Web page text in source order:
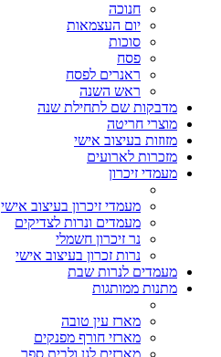
חנוכה
יום העצמאות
סוכות
פסח
ראנרים לפסח
ראש השנה
מדבקות שם לתחילת שנה
מוצרי חריטה
מזוזות בעיצוב אישי
מזכרות לארועים
מעמדי זיכרון
מעמדי זיכרון בעיצוב אישי
מעמדים ונרות לצדיקים
נר זיכרון חשמלי
נרות זכרון בעיצוב אישי
מעמדים לנרות שבת
מתנות ממותגות
מארז עין טובה
מארזי חורף מפנקים
מארזים לגן ולבית ספר